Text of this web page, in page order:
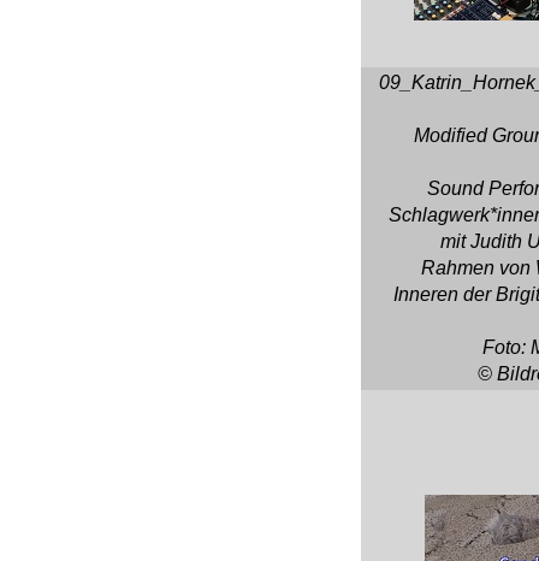
Modified
Sound
mit Judith
Rahmen von
Inneren der
Foto:
©